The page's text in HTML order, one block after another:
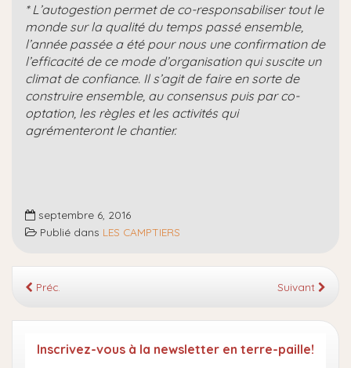
* L’autogestion permet de co-responsabiliser tout le
monde sur la qualité du temps passé ensemble,
l’année passée a été pour nous une confirmation de
l’efficacité de ce mode d’organisation qui suscite un
climat de confiance. Il s’agit de faire en sorte de
construire ensemble, au consensus puis par co-
optation, les règles et les activités qui
agrémenteront le chantier.
septembre 6, 2016
Publié dans LES CAMPTIERS
Préc. Suivant
Inscrivez-vous à la newsletter en terre-paille!